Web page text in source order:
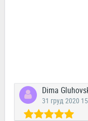
Dima
31 груд 2020